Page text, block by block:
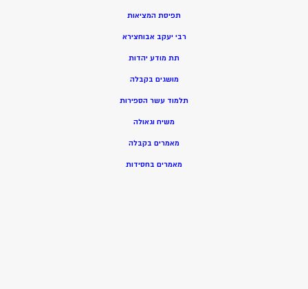
תפיסת המציאות
רבי יעקב אבוחצירא
תת מודע יהדות
מושגים בקבלה
תלמוד עשר הספירות
משיח וגאולה
מאמרים בקבלה
מאמרים בחסידות